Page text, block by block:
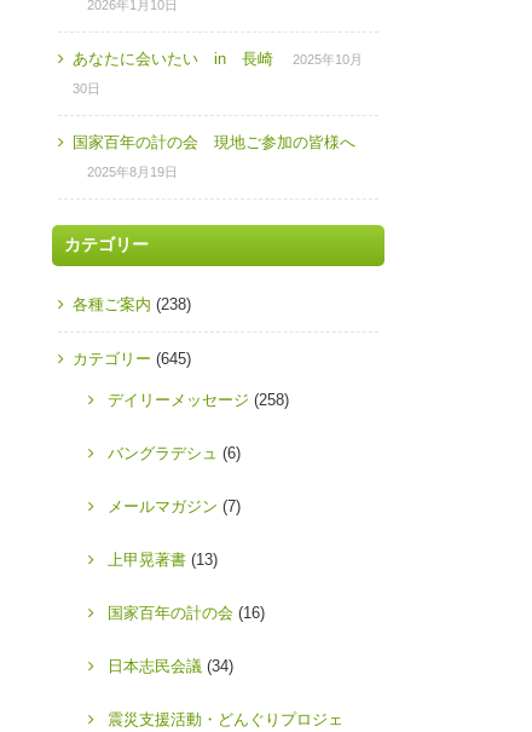
2026年1月10日
あなたに会いたい in 長崎
2025年10月
30日
国家百年の計の会 現地ご参加の皆様へ
2025年8月19日
カテゴリー
各種ご案内 (238)
カテゴリー (645)
デイリーメッセージ (258)
バングラデシュ (6)
メールマガジン (7)
上甲晃著書 (13)
国家百年の計の会 (16)
日本志民会議 (34)
震災支援活動・どんぐりプロジェ